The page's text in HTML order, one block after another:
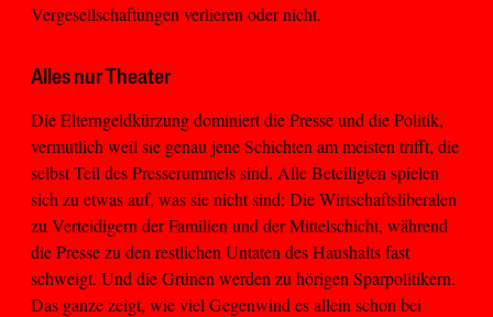
Vergesellschaftungen verlieren oder nicht.
Alles nur Theater
Die Elterngeldkürzung dominiert die Presse und die Politik,
vermutlich weil sie genau jene Schichten am meisten trifft, die
selbst Teil des Presserummels sind. Alle Beteiligten spielen
sich zu etwas auf, was sie nicht sind: Die Wirtschaftsliberalen
zu Verteidigern der Familien und der Mittelschicht, während
die Presse zu den restlichen Untaten des Haushalts fast
schweigt. Und die Grünen werden zu hörigen Sparpolitikern.
Das ganze zeigt, wie viel Gegenwind es allein schon bei